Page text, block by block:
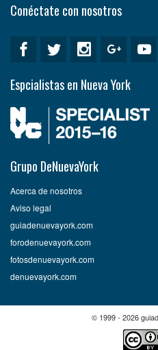
Conéctate con nosotros
Espcialistas en Nueva York
Grupo DeNuevaYork
Acerca de nosotros
Aviso legal
guiadenuevayork.com
forodenuevayork.com
fotosdenuevayork.com
denuevayork.com
© 1999 - 2026